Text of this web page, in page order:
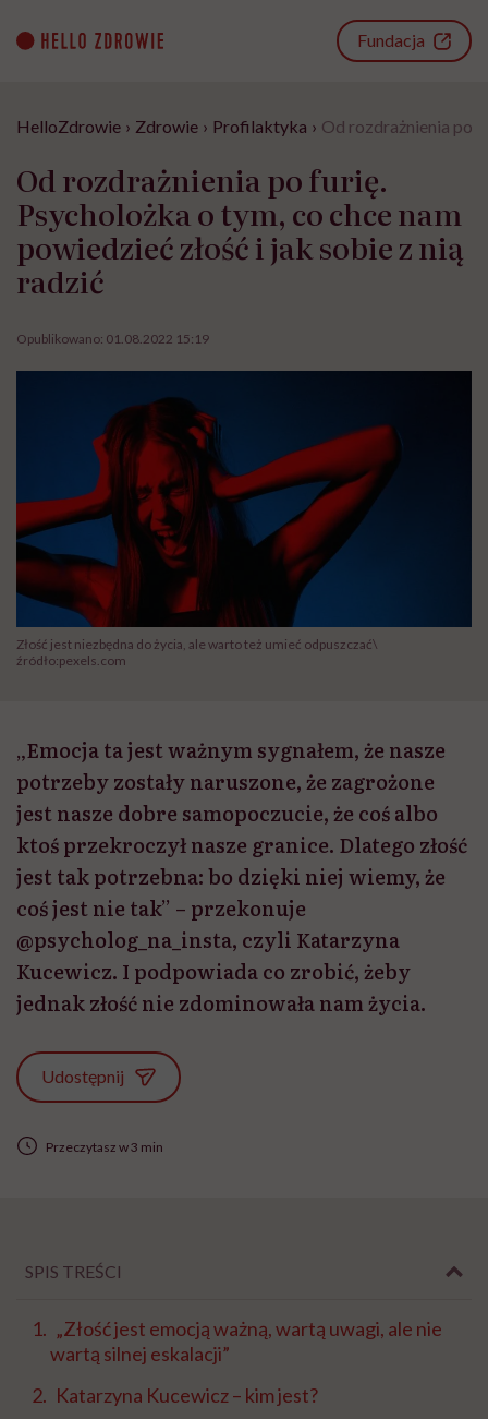
content
Fundacja
HelloZdrowie › Zdrowie › Profilaktyka › Od rozdrażnienia po
Od rozdrażnienia po furię.
Psycholożka o tym, co chce nam
powiedzieć złość i jak sobie z nią
radzić
Opublikowano: 01.08.2022 15:19
Złość jest niezbędna do życia, ale warto też umieć odpuszczać\
źródło:pexels.com
„Emocja ta jest ważnym sygnałem, że nasze
potrzeby zostały naruszone, że zagrożone
jest nasze dobre samopoczucie, że coś albo
ktoś przekroczył nasze granice. Dlatego złość
jest tak potrzebna: bo dzięki niej wiemy, że
coś jest nie tak” – przekonuje
@psycholog_na_insta, czyli Katarzyna
Kucewicz. I podpowiada co zrobić, żeby
jednak złość nie zdominowała nam życia.
Udostępnij
Przeczytasz w 3 min
SPIS TREŚCI
„Złość jest emocją ważną, wartą uwagi, ale nie
wartą silnej eskalacji”
Katarzyna Kucewicz – kim jest?